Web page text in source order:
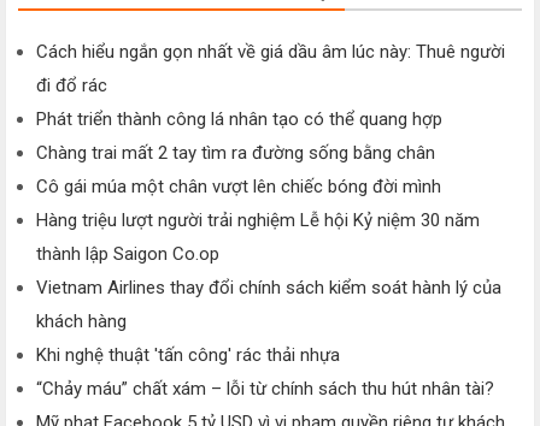
Cách hiểu ngắn gọn nhất về giá dầu âm lúc này: Thuê người
đi đổ rác
Phát triển thành công lá nhân tạo có thể quang hợp
Chàng trai mất 2 tay tìm ra đường sống bằng chân
Cô gái múa một chân vượt lên chiếc bóng đời mình
Hàng triệu lượt người trải nghiệm Lễ hội Kỷ niệm 30 năm
thành lập Saigon Co.op
Vietnam Airlines thay đổi chính sách kiểm soát hành lý của
khách hàng
Khi nghệ thuật 'tấn công' rác thải nhựa
“Chảy máu” chất xám – lỗi từ chính sách thu hút nhân tài?